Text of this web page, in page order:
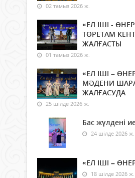
02 тамыз 2026 ж.
«ЕЛ ІШІ -
ТӨРЕТАМ
ЖАЛҒАСТЫ
01 тамыз 2026 ж.
«ЕЛ ІШІ –
МӘДЕНИ
ЖАЛҒАСУДА
25 шілде 2026 ж.
Бас жүлдені
24 шілде 2026 ж.
«ЕЛ ІШІ –
18 шілде 2026 ж.